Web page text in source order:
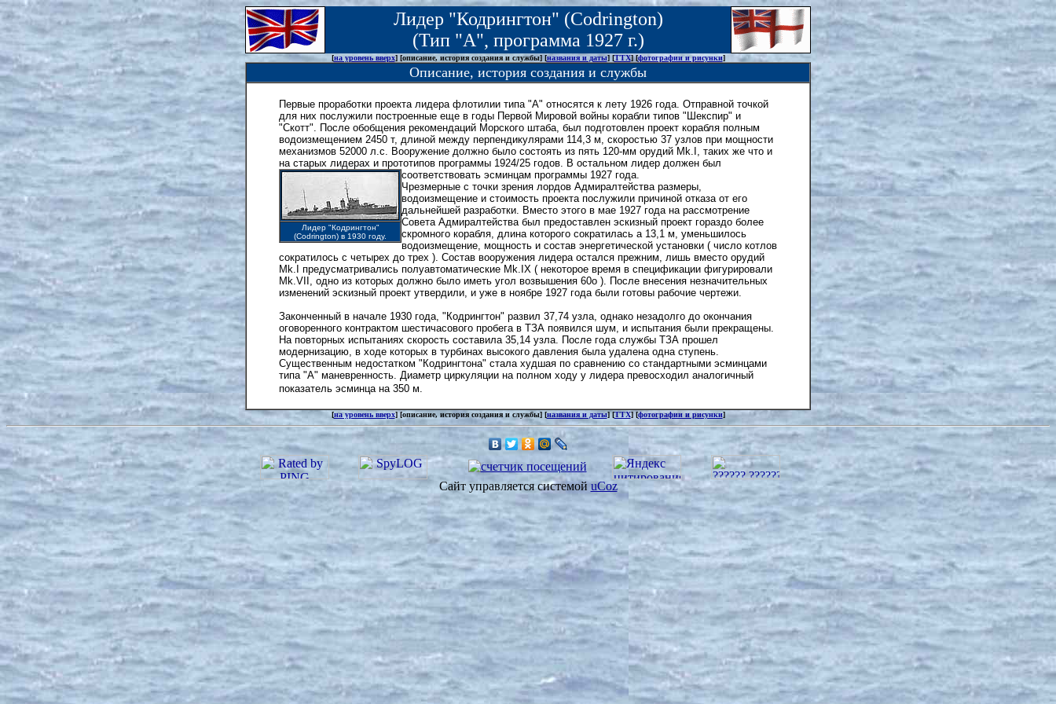
Лидер "Кодрингтон" (Codrington)
(Тип "А", программа 1927 г.)
[на уровень вверх] [описание, история создания и службы] [названия и даты] [ТТХ] [фотографии и рисунки]
Описание, история создания и службы
Первые проработки проекта лидера флотилии типа "А" относятся к лету 1926 года. Отправной точкой
для них послужили построенные еще в годы Первой Мировой войны корабли типов "Шекспир" и
"Скотт". После обобщения рекомендаций Морского штаба, был подготовлен проект корабля полным
водоизмещением 2450 т, длиной между перпендикулярами 114,3 м, скоростью 37 узлов при мощности
механизмов 52000 л.с. Вооружение должно было состоять из пять 120-мм орудий Mk.I, таких же что и
на старых лидерах и прототипов программы 1924/25 годов. В остальном лидер должен был
соответствовать эсминцам программы 1927 года.
Лидер "Кодрингтон"
(Codrington) в 1930 году.
Чрезмерные с точки зрения лордов Адмиралтейства размеры,
водоизмещение и стоимость проекта послужили причиной отказа от его
дальнейшей разработки. Вместо этого в мае 1927 года на рассмотрение
Совета Адмиралтейства был предоставлен эскизный проект гораздо более
скромного корабля, длина которого сократилась а 13,1 м, уменьшилось
водоизмещение, мощность и состав энергетической установки ( число котлов
сократилось с четырех до трех ). Состав вооружения лидера остался прежним, лишь вместо орудий
Mk.I предусматривались полуавтоматические Mk.IX ( некоторое время в спецификации фигурировали
Mk.VII, одно из которых должно было иметь угол возвышения 60о ). После внесения незначительных
изменений эскизный проект утвердили, и уже в ноябре 1927 года были готовы рабочие чертежи.
Законченный в начале 1930 года, "Кодрингтон" развил 37,74 узла, однако незадолго до окончания
оговоренного контрактом шестичасового пробега в ТЗА появился шум, и испытания были прекращены.
На повторных испытаниях скорость составила 35,14 узла. После года службы ТЗА прошел
модернизацию, в ходе которых в турбинах высокого давления была удалена одна ступень.
Существенным недостатком "Кодрингтона" стала худшая по сравнению со стандартными эсминцами
типа "А" маневренность. Диаметр циркуляции на полном ходу у лидера превосходил аналогичный
показатель эсминца на 350 м.
[на уровень вверх] [описание, история создания и службы] [названия и даты] [ТТХ] [фотографии и рисунки]
Сайт управляется системойuCoz